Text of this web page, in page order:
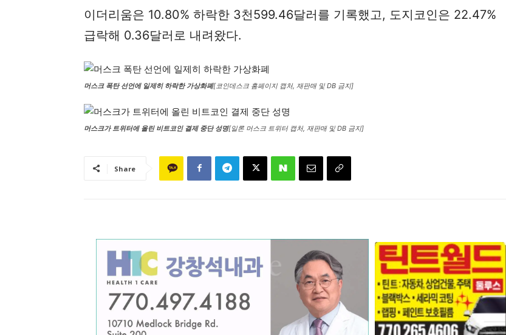
이더리움은 10.80% 하락한 3천599.46달러를 기록했고, 도지코인은 22.47%
급락해 0.36달러로 내려왔다.
머스크 폭탄 선언에 일제히 하락한 가상화폐[코인데스크 홈페이지 캡처, 재판매 및 DB 금지]
머스크가 트위터에 올린 비트코인 결제 중단 성명[일론 머스크 트위터 캡처, 재판매 및 DB 금지]
Share